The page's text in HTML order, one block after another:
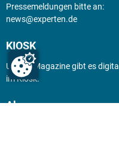
Pressemeldungen bitte an:
news@experten.de
KIOSK
Unsere Magazine gibt es digital
imKiosk.
Abo